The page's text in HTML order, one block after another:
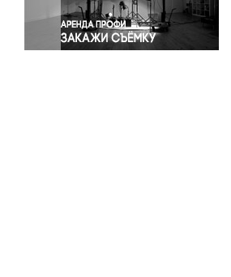
Экономика и бизнес